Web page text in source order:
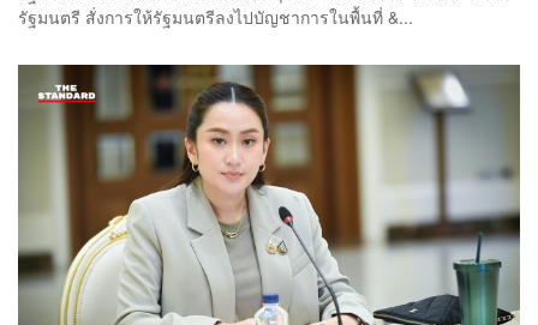
รัฐมนตรี สั่งการให้รัฐมนตรีลงไปบัญชาการในพื้นที่ &...